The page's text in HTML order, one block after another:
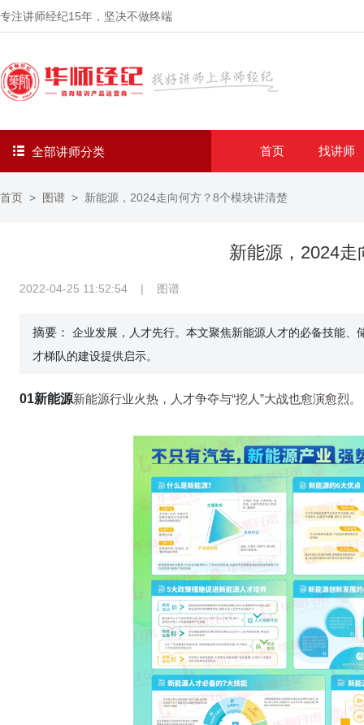
专注讲师经纪15年 ，坚决不做终端
全部讲师分类 首页 找讲师
首页 图谱 新能源，2024走向何方？8个模块讲清楚
新能源，2024
2022-04-25 11:52:54 | 图谱
摘要：
企业发展，人才先行。本文聚焦新能源人才的必备技能
才梯队的建设提供启示。
01新能源新能源行业火热，人才争夺与“挖人”大战也愈演愈烈。